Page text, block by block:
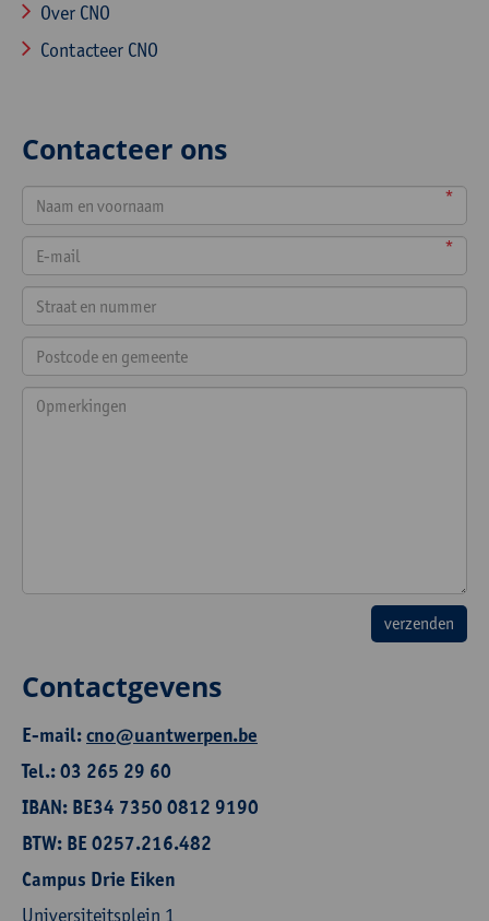
Over CNO
Contacteer CNO
Contacteer ons
*
*
Contactgevens
E-mail:cno@uantwerpen.be
Tel.: 03 265 29 60
IBAN: BE34 7350 0812 9190
BTW: BE 0257.216.482
Campus Drie Eiken
Universiteitsplein 1